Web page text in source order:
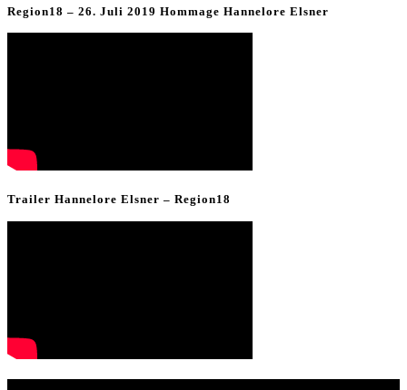
Region18 – 26. Juli 2019 Hommage Hannelore Elsner
Trailer Hannelore Elsner – Region18